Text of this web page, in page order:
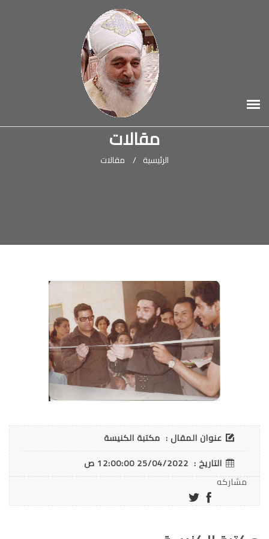
مقالات
الرئيسية / مقالات
عنوان المقال : مكتبة الكنيسة
التاريخ : 25/04/2022 12:00:00 ص
مشاركه